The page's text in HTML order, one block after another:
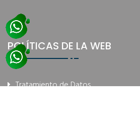
POLÍTICAS DE LA WEB
Tratamiento de Datos